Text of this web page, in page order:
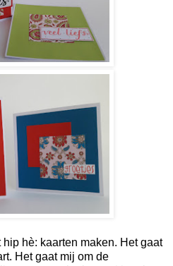
hè: kaarten maken. Het gaat
Het gaat mij om de